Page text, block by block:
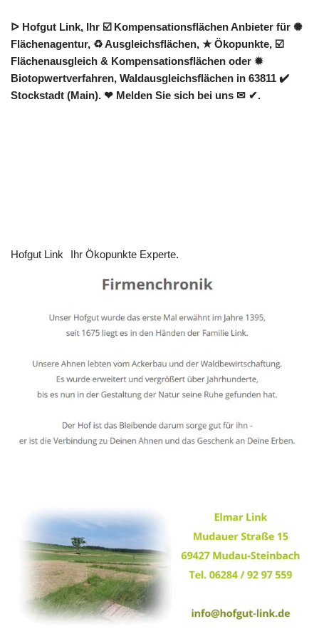
ᐅ Hofgut Link, Ihr ☑️ Kompensationsflächen Anbieter für ✺
Flächenagentur, ♻ Ausgleichsflächen, ★ Ökopunkte, ☑️
Flächenausgleich & Kompensationsflächen oder ✹
Biotopwertverfahren, Waldausgleichsflächen in 63811 ✔️
Stockstadt (Main). ❤ Melden Sie sich bei uns ✉ ✔.
Hofgut Link Ihr Ökopunkte Experte.